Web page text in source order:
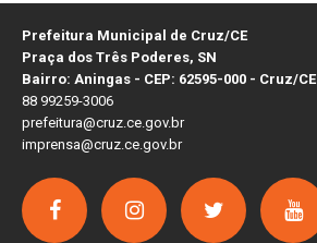
Prefeitura Municipal de Cruz/CE
Praça dos Três Poderes, SN
Bairro: Aningas - CEP: 62595-000 - Cruz/CE
88 99259-3006
prefeitura@cruz.ce.gov.br
imprensa@cruz.ce.gov.br